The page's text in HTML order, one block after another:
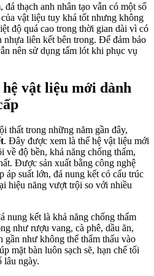
thạch anh nhân tạo vẫn có một số
vật liệu tuy khá tốt nhưng không
độ quá cao trong thời gian dài vì có
nhựa liên kết bên trong. Để đảm bảo
nên sử dụng tấm lót khi phục vụ
vật liệu mới dành
thất trong những năm gần đây,
. Đây được xem là thế hệ vật liệu mới
độ bền, khả năng chống thấm,
Được sản xuất bằng công nghệ
áp suất lớn, đá nung kết có cấu trúc
hiệu năng vượt trội so với nhiều
nung kết là khả năng chống thấm
như rượu vang, cà phê, dầu ăn,
gần như không thể thẩm thấu vào
mặt bàn luôn sạch sẽ, hạn chế tối
lâu ngày.